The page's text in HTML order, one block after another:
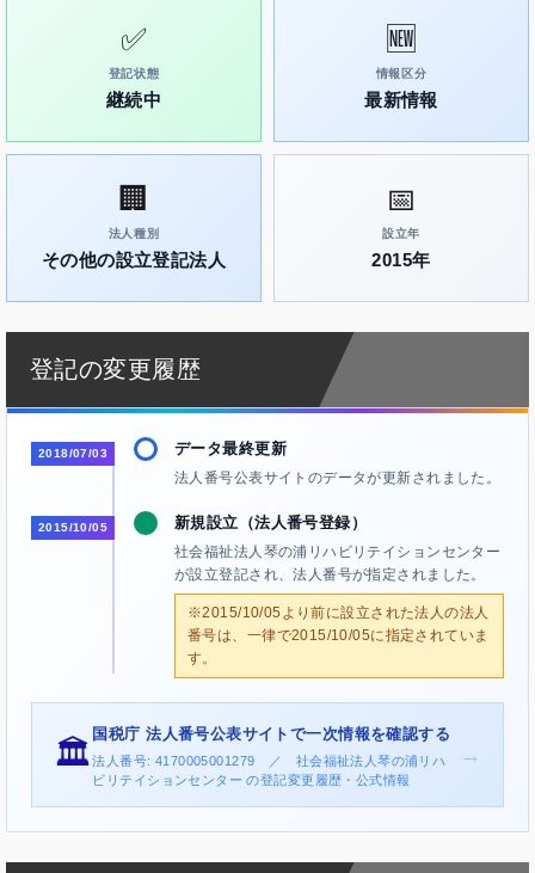
✅
登記状態
継続中
🆕
情報区分
最新情報
🏢
法人種別
その他の設立登記法人
📅
設立年
2015年
登記の変更履歴
2018/07/03 データ最終更新
法人番号公表サイトのデータが更新されました。
2015/10/05 新規設立（法人番号登録）
社会福祉法人琴の浦リハビリテイションセンター
が設立登記され、法人番号が指定されました。
※2015/10/05より前に設立された法人の法人
番号は、一律で2015/10/05に指定されていま
す。
🏛️
国税庁 法人番号公表サイトで一次情報を確認する
法人番号: 4170005001279 ／ 社会福祉法人琴の浦リハ
ビリテイションセンター の登記変更履歴・公式情報
→